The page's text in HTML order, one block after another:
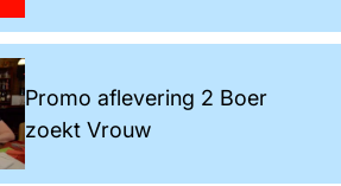
Promo aflevering 2 Boer
zoekt Vrouw